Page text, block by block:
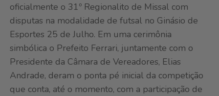
oficialmente o 31º Regionalito de Missal com
disputas na modalidade de futsal no Ginásio de
Esportes 25 de Julho. Em uma cerimônia
simbólica o Prefeito Ferrari, juntamente com o
Presidente da Câmara de Vereadores, Elias
Andrade, deram o ponta pé inicial da competição
que conta, até o momento, com a participação de